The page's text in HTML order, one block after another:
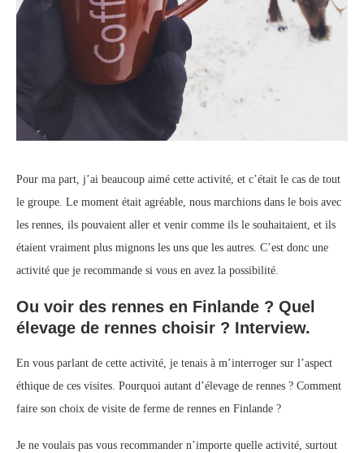
Pour ma part, j’ai beaucoup aimé cette activité, et c’était le cas de tout
le groupe. Le moment était agréable, nous marchions dans le bois avec
les rennes, ils pouvaient aller et venir comme ils le souhaitaient, et ils
étaient vraiment plus mignons les uns que les autres. C’est donc une
activité que je recommande si vous en avez la possibilité.
Ou voir des rennes en Finlande ? Quel
élevage de rennes choisir ? Interview.
En vous parlant de cette activité, je tenais à m’interroger sur l’aspect
éthique de ces visites. Pourquoi autant d’élevage de rennes ? Comment
faire son choix de visite de ferme de rennes en Finlande ?
Je ne voulais pas vous recommander n’importe quelle activité, surtout